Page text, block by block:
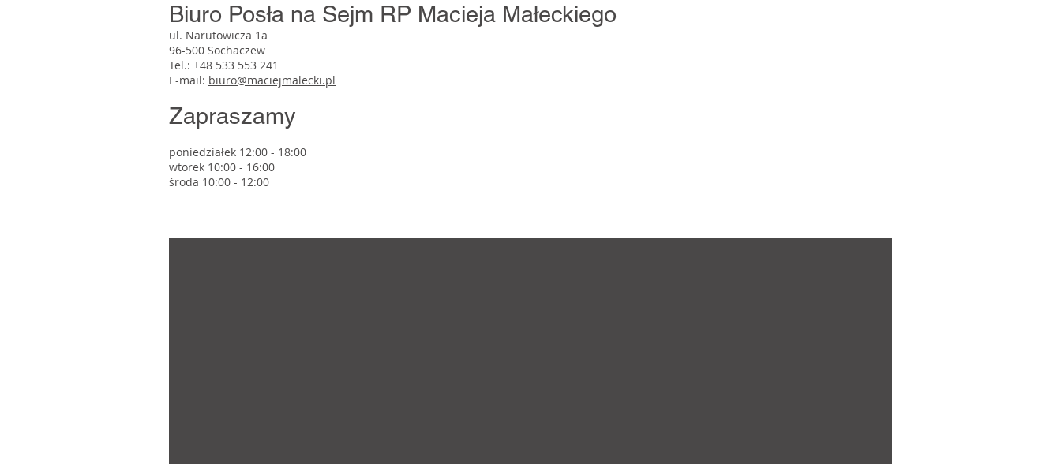
Biuro Posła na Sejm RP Macieja Małeckiego
ul. Narutowicza 1a
96-500 Sochaczew
Tel.: +48 533 553 241
E-mail: biuro@maciejmalecki.pl
Zapraszamy
poniedziałek 12:00 - 18:00
wtorek 10:00 - 16:00
środa 10:00 - 12:00